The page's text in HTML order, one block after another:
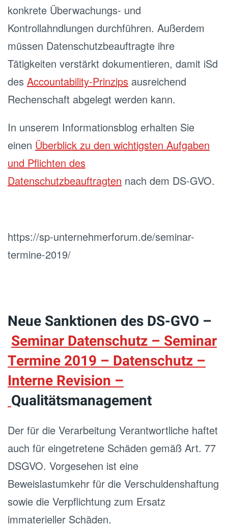
konkrete Überwachungs- und
Kontrollahndlungen durchführen. Außerdem
müssen Datenschutzbeauftragte ihre
Tätigkeiten verstärkt dokumentieren, damit iSd
des Accountability-Prinzips ausreichend
Rechenschaft abgelegt werden kann.
In unserem Informationsblog erhalten Sie
einen Überblick zu den wichtigsten Aufgaben
und Pflichten des
Datenschutzbeauftragten nach dem DS-GVO.
https://sp-unternehmerforum.de/seminar-
termine-2019/
Neue Sanktionen des DS-GVO –
Seminar Datenschutz – Seminar
Termine 2019 – Datenschutz –
Interne Revision –
Qualitätsmanagement
Der für die Verarbeitung Verantwortliche haftet
auch für eingetretene Schäden gemäß Art. 77
DSGVO. Vorgesehen ist eine
Beweislastumkehr für die Verschuldenshaftung
sowie die Verpflichtung zum Ersatz
immaterieller Schäden.